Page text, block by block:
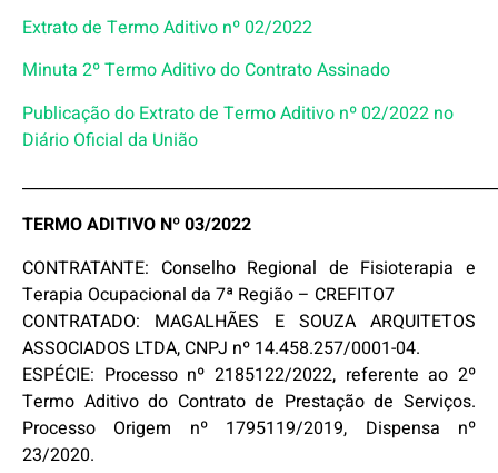
Extrato de Termo Aditivo nº 02/2022
Minuta 2º Termo Aditivo do Contrato Assinado
Publicação do Extrato de Termo Aditivo nº02/2022 no
Diário Oficial da União
TERMO ADITIVO Nº 03/2022
CONTRATANTE: Conselho Regional de Fisioterapia e
Terapia Ocupacional da 7ª Região – CREFITO7
CONTRATADO: MAGALHÃES E SOUZA ARQUITETOS
ASSOCIADOS LTDA, CNPJ nº 14.458.257/0001-04.
ESPÉCIE: Processo nº 2185122/2022, referente ao 2º
Termo Aditivo do Contrato de Prestação de Serviços.
Processo Origem nº 1795119/2019, Dispensa nº
23/2020.